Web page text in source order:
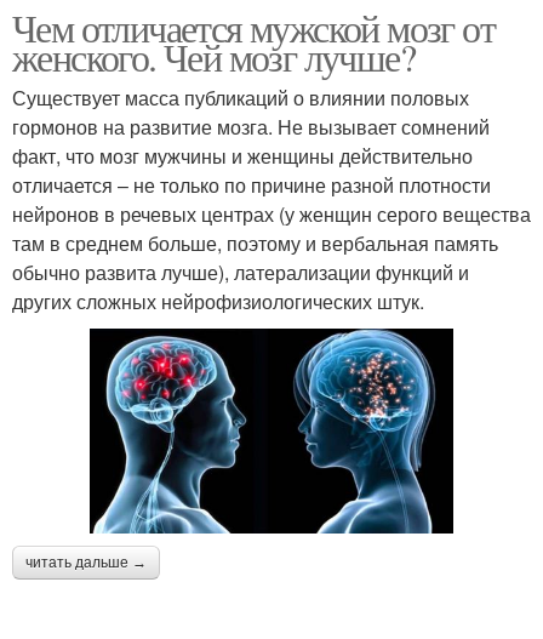
Чем отличается мужской мозг от
женского. Чей мозг лучше?
Существует масса публикаций о влиянии половых
гормонов на развитие мозга. Не вызывает сомнений
факт, что мозг мужчины и женщины действительно
отличается – не только по причине разной плотности
нейронов в речевых центрах (у женщин серого вещества
там в среднем больше, поэтому и вербальная память
обычно развита лучше), латерализации функций и
других сложных нейрофизиологических штук.
читать дальше →